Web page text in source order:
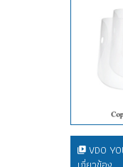
VDO
เกี่ยวข้อง